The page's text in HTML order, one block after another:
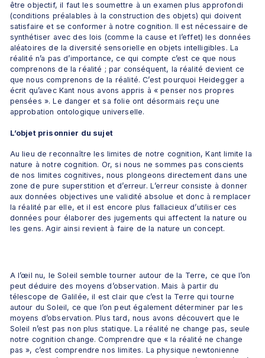
être objectif, il faut les soumettre à un examen plus approfondi
(conditions préalables à la construction des objets) qui doivent
satisfaire et se conformer à notre cognition. Il est nécessaire de
synthétiser avec des lois (comme la cause et l’effet) les données
aléatoires de la diversité sensorielle en objets intelligibles. La
réalité n’a pas d’importance, ce qui compte c’est ce que nous
comprenons de la réalité ; par conséquent, la réalité devient ce
que nous comprenons de la réalité. C’est pourquoi Heidegger a
écrit qu’avec Kant nous avons appris à « penser nos propres
pensées ». Le danger et sa folie ont désormais reçu une
approbation ontologique universelle.
L’objet prisonnier du sujet
Au lieu de reconnaître les limites de notre cognition, Kant limite la
nature à notre cognition. Or, si nous ne sommes pas conscients
de nos limites cognitives, nous plongeons directement dans une
zone de pure superstition et d’erreur. L’erreur consiste à donner
aux données objectives une validité absolue et donc à remplacer
la réalité par elle, et il est encore plus fallacieux d’utiliser ces
données pour élaborer des jugements qui affectent la nature ou
les gens. Agir ainsi revient à faire de la nature un concept.
A l’œil nu, le Soleil semble tourner autour de la Terre, ce que l’on
peut déduire des moyens d’observation. Mais à partir du
télescope de Galilée, il est clair que c’est la Terre qui tourne
autour du Soleil, ce que l’on peut également déterminer par les
moyens d’observation. Plus tard, nous avons découvert que le
Soleil n’est pas non plus statique. La réalité ne change pas, seule
notre cognition change. Comprendre que « la réalité ne change
pas », c’est comprendre nos limites. La physique newtonienne